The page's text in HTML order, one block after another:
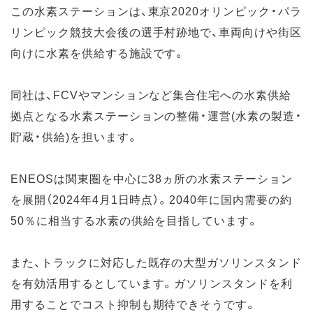
この水素ステーションは、東京2020オリンピック・パラ
リンピック競技大会後の選手村跡地で、車両向けや街区
向けに水素を供給する施設です。
同社は、FCVやマンションなど集合住宅への水素供給
拠点となる水素ステーションの整備・運営(水素の製造・
貯蔵・供給)を担います。
ENEOSは関東圏を中心に38ヵ所の水素ステーション
を展開（2024年4月1日時点）。2040年に国内需要の約
50％に相当する水素の供給を目指しています。
また、トラックに対応した既存の大型ガソリンスタンド
を有効活用するとしています。ガソリンスタンドを利
用することでコスト抑制も期待できそうです。